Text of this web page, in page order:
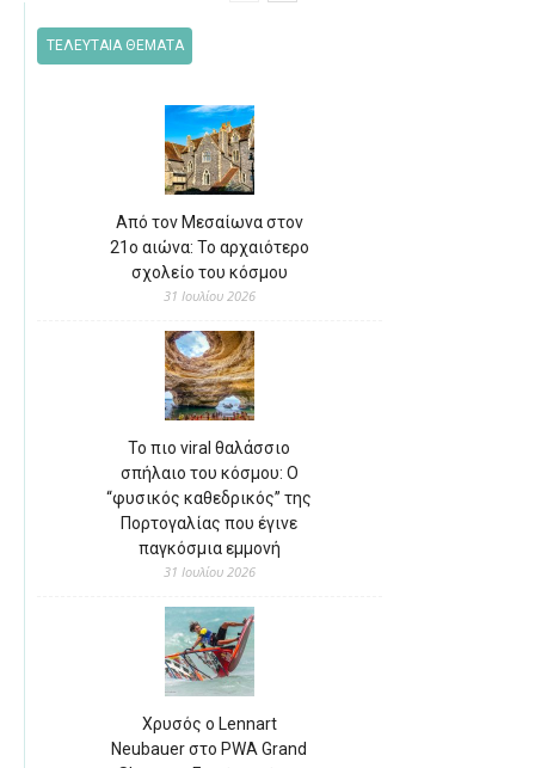
ΤΕΛΕΥΤΑΙΑ ΘΕΜΑΤΑ
Από τον Μεσαίωνα στον
21ο αιώνα: Το αρχαιότερο
σχολείο του κόσμου
31 Ιουλίου 2026
Το πιο viral θαλάσσιο
σπήλαιο του κόσμου: Ο
“φυσικός καθεδρικός” της
Πορτογαλίας που έγινε
παγκόσμια εμμονή
31 Ιουλίου 2026
Χρυσός ο Lennart
Neubauer στο PWA Grand